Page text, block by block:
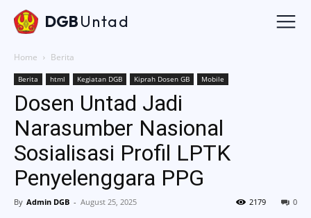
DGBUntad
Home Berita
Berita html Kegiatan DGB Kiprah Dosen GB Mobile
Dosen Untad Jadi
Narasumber Nasional
Sosialisasi Profil LPTK
Penyelenggara PPG
By Admin DGB - August 25, 2025 0
2179